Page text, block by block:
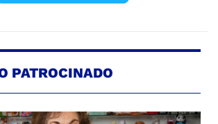
PATROCINADO